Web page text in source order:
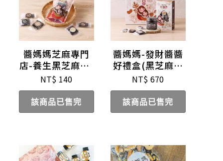
醬媽媽芝麻專門
店-養生黑芝麻糕-
綜合(小)
NT$ 140
該商品已售完
醬媽媽-發財醬醬
好禮盒(黑芝麻醬
+綜合芝麻糕)
NT$ 670
該商品已售完